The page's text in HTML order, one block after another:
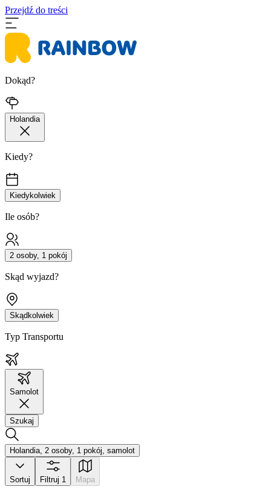
Przejdź do treści
Dokąd?
Holandia
Kiedy?
Kiedykolwiek
Ile osób?
2 osoby, 1 pokój
Skąd wyjazd?
Skądkolwiek
Typ Transportu
Samolot
Szukaj
Holandia, 2 osoby, 1 pokój, samolot
Sortuj Filtruj 1 Mapa